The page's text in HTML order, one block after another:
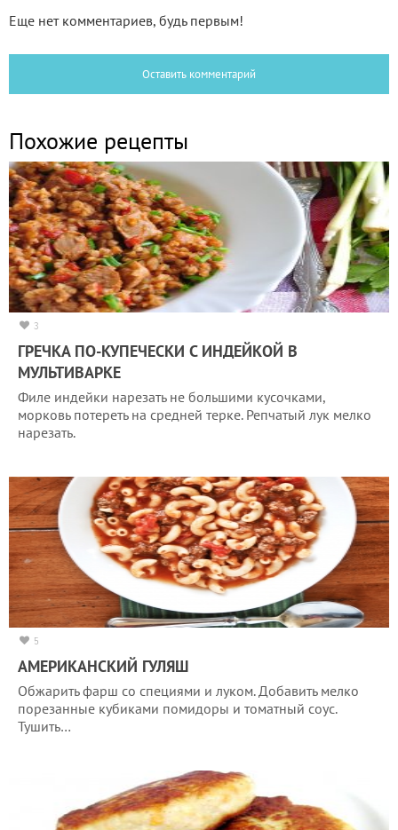
Еще нет комментариев, будь первым!
Оставить комментарий
Похожие рецепты
3
ГРЕЧКА ПО-КУПЕЧЕСКИ С ИНДЕЙКОЙ В
МУЛЬТИВАРКЕ
Филе индейки нарезать не большими кусочками,
морковь потереть на средней терке. Репчатый лук мелко
нарезать.
5
АМЕРИКАНСКИЙ ГУЛЯШ
Обжарить фарш со специями и луком. Добавить мелко
порезанные кубиками помидоры и томатный соус.
Тушить…